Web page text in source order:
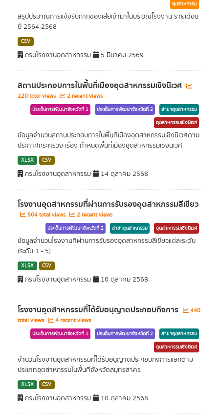
อุตสาหกรรม
สรุปปริมาณการแจ้งรับกากของเสียเข้ามาในบริเวณโรงงาน รายเดือน
ปี 2564-2568
CSV
กรมโรงงานอุตสาหกรรม 5 มีนาคม 2569
สถานประกอบการในพื้นที่เมืองอุตสาหกรรมเชิงนิเวศ
220 total views 2 recent views
ประเด็นการพัฒนาจังหวัดที่ 1 ประเด็นการพัฒนาจังหวัดที่ 2
สาขาอุตสาหกรรม
อุตสาหกรรมเชิงนิเวศ
ข้อมูลจำนวนสถานประกอบการในพื้นที่เมืองอุตสาหกรรมเชิงนิเวศตาม
ประกาศกระทรวง เรื่อง กำหนดพื้นที่เมืองอุตสาหกรรมเชิงนิเวศ
XLSX CSV
กรมโรงงานอุตสาหกรรม 14 ตุลาคม 2568
โรงงานอุตสาหกรรมที่ผ่านการรับรองอุตสาหกรรมสีเขียว
504 total views 2 recent views
ประเด็นการพัฒนาจังหวัดที่ 2 สาขาอุตสาหกรรม อุตสาหกรรมเชิงนิเวศ
ข้อมูลจำนวนโรงงานที่ผ่านการรับรองอุตสาหกรรมสีเขียวแต่ละระดับ
(ระดับ 1 - 5)
XLSX CSV
กรมโรงงานอุตสาหกรรม 10 ตุลาคม 2568
โรงงานอุตสาหกรรมที่ได้รับอนุญาตประกอบกิจการ
440
total views
4 recent views
ประเด็นการพัฒนาจังหวัดที่ 1 ประเด็นการพัฒนาจังหวัดที่ 2
สาขาอุตสาหกรรม
อุตสาหกรรมเชิงนิเวศ
จำนวนโรงงานอุตสาหกรรมที่ได้รับอนุญาตประกอบกิจการแยกตาม
ประเภทอุตสาหกรรมในพื้นที่จังหวัดสมุทรสาคร
XLSX CSV
กรมโรงงานอุตสาหกรรม 10 ตุลาคม 2568